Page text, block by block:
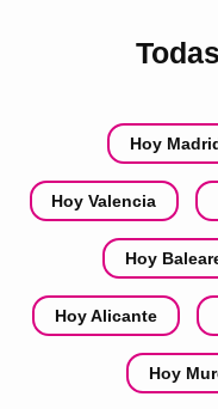
Hoy
Hoy Valencia
Hoy
Hoy Alicante
Hoy